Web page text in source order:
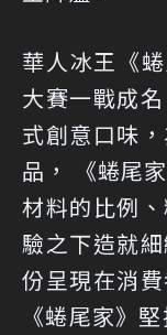
華人冰王《
大賽一戰成
式創意口味
品， 《蜷尾
材料的比例
驗之下造就
份呈現在消
《蜷尾家》